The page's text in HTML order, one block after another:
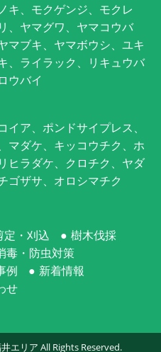
キ、モクゲンジ、モクレ
、ヤマグワ、ヤマコウバ
マブキ、ヤマボウシ、ユキ
、ライラック、リキュウバ
ウバイ
ア、ポンドサイプレス、
マダケ、キッコウチク、ホ
ヒラダケ、クロチク、ヤダ
ゴザサ、オロシマチク
定・刈込
樹木伐採
毒・防虫対策
例
新着情報
せ
エリア All Rights Reserved.